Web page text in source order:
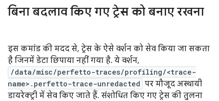
बिना बदलाव किए गए ट्रेस को बनाए रखना
इस कमांड की मदद से, ट्रेस के ऐसे वर्शन को सेव किया जा सकता
है जिनमें डेटा छिपाया नहीं गया है. ये वर्शन,
/data/misc/perfetto-traces/profiling/<trace-
name>.perfetto-trace-unredacted पर मौजूद अस्थायी
डायरेक्ट्री में सेव किए जाते हैं. संशोधित किए गए ट्रेस की तुलना